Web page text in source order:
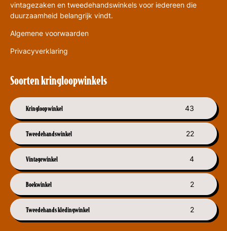
vintagezaken en tweedehandswinkels voor iedereen die
duurzaamheid belangrijk vindt.
Algemene voorwaarden
Privacyverklaring
Soorten kringloopwinkels
Kringloopwinkel 43
Tweedehandswinkel 22
Vintagewinkel 4
Boekwinkel 2
Tweedehands kledingwinkel 2